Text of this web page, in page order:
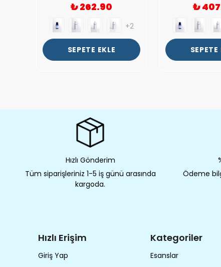
₺ 262.90
+2
SEPETE EKLE
₺
SEPETE
Hızlı Gönderim
Tüm siparişleriniz 1-5 iş günü arasında
kargoda.
Ödeme
Hızlı Erişim
Giriş Yap
Kategoriler
Esanslar